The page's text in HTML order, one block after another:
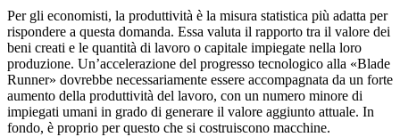
Per gli economisti, la produttività è la misura statistica più adatta per
rispondere a questa domanda. Essa valuta il rapporto tra il valore dei
beni creati e le quantità di lavoro o capitale impiegate nella loro
produzione. Un’accelerazione del progresso tecnologico alla «Blade
Runner» dovrebbe necessariamente essere accompagnata da un forte
aumento della produttività del lavoro, con un numero minore di
impiegati umani in grado di generare il valore aggiunto attuale. In
fondo, è proprio per questo che si costruiscono macchine.